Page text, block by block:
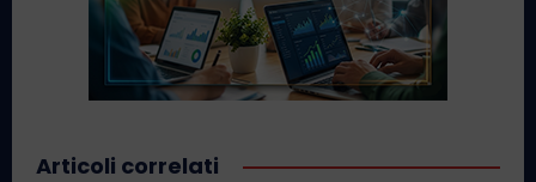
Articoli correlati